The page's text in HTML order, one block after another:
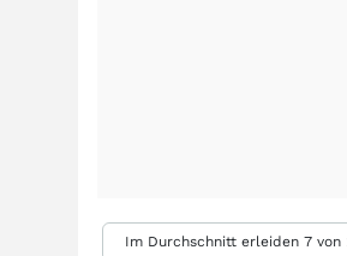
Im Durchschnitt erleiden 7